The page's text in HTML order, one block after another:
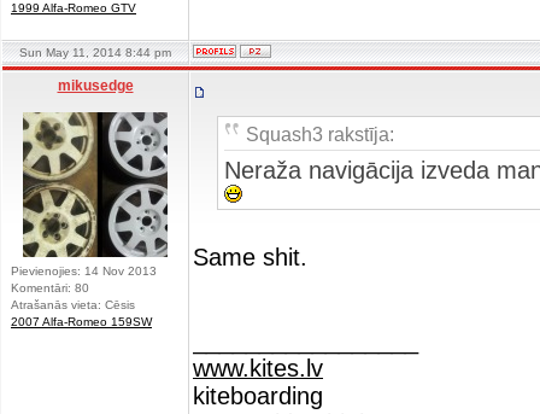
1999 Alfa-Romeo GTV
Sun May 11, 2014 8:44 pm
mikusedge
Pievienojies: 14 Nov 2013
Komentāri: 80
Atrašanās vieta: Cēsis
2007 Alfa-Romeo 159SW
Squash3 rakstīja:
Neraža navigācija izveda
Same shit.
www.kites.lv
kiteboarding